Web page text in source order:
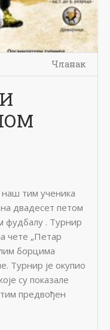
Чланак
наш тим ученика
двадесет петом
фудбалу . Турнир
чете „Петар
борцима
Турнир је окупио
су показале
предвођен